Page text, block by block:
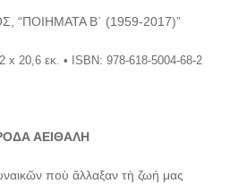
“ΠΟΙΗΜΑΤΑ Β΄ (1959-2017)”
x 20,6 εκ. • ISBN: 978-618-5004-68-2
ΑΕΙΘΑΛΗ
ποὺ ἄλλαξαν τὴ ζωή μας